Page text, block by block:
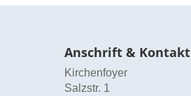
Anschrift & Kontakt
Kirchenfoyer
Salzstr. 1